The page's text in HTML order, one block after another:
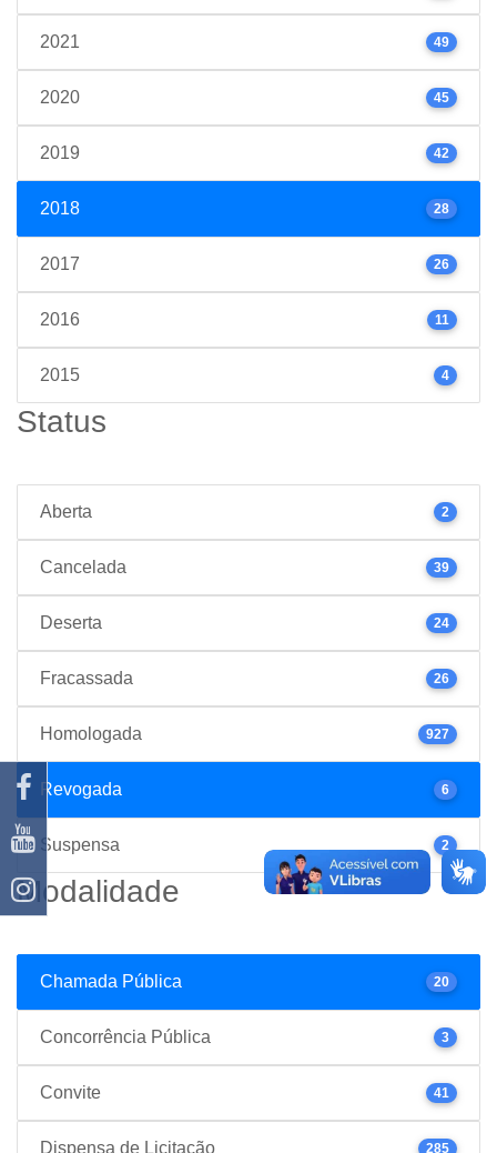
2021 49
2020 45
2019 42
2018 28
2017 26
2016 11
2015 4
Status
Aberta 2
Cancelada 39
Deserta 24
Fracassada 26
Homologada 927
Revogada 6
Suspensa 2
Modalidade
Chamada Pública 20
Concorrência Pública 3
Convite 41
Dispensa de Licitação 285